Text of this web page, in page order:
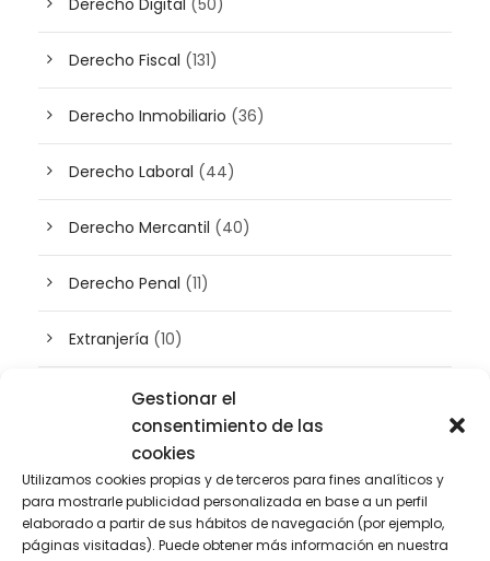
Gestionar el
consentimiento de las
cookies
Utilizamos cookies propias y de terceros para fines analíticos y
para mostrarle publicidad personalizada en base a un perfil
elaborado a partir de sus hábitos de navegación (por ejemplo,
páginas visitadas). Puede obtener más información en nuestra
Derecho Digital (50)
Derecho Fiscal (131)
Derecho Inmobiliario (36)
Derecho Laboral (44)
Derecho Mercantil (40)
Derecho Penal (11)
Extranjería (10)
Inteligencia artificial(3)
Patrimonio(5)
Plusvalía(2)